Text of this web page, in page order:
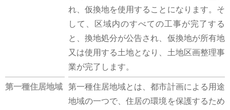
れ、仮換地を使用することになります。そ
して、区域内のすべての工事が完了する
と、換地処分が公告され、仮換地が所有地
又は使用する土地となり、土地区画整理事
業が完了します。
第一種住居地域
第一種住居地域とは、都市計画による用途
地域の一つで、住居の環境を保護するため